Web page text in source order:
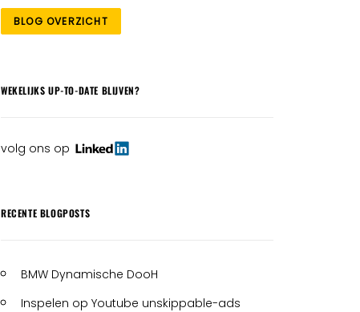
BLOG OVERZICHT
WEKELIJKS UP-TO-DATE BLIJVEN?
volg ons op
RECENTE BLOGPOSTS
BMW Dynamische DooH
Inspelen op Youtube unskippable-ads